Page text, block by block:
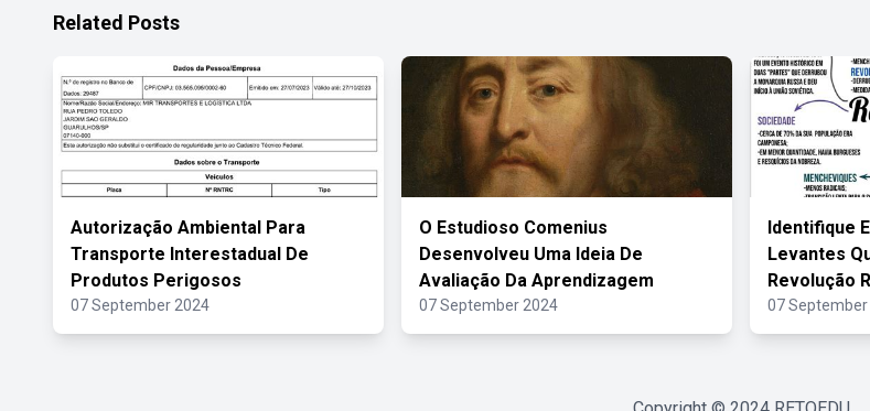
Related Posts
Autorização Ambiental Para
Transporte Interestadual De
Produtos Perigosos
07 September 2024
O Estudioso Comenius
Desenvolveu Uma Ideia De
Avaliação Da Aprendizagem
07 September 2024
Identifique
Levantes
Revolução
07